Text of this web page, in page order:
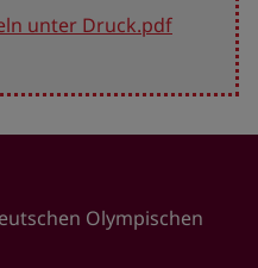
unter Druck.pdf
Olympischen